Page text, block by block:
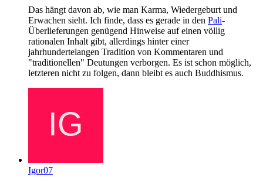
Das hängt davon ab, wie man Karma, Wiedergeburt und
Erwachen sieht. Ich finde, dass es gerade in den Pali-
Überlieferungen genügend Hinweise auf einen völlig
rationalen Inhalt gibt, allerdings hinter einer
jahrhundertelangen Tradition von Kommentaren und
"traditionellen" Deutungen verborgen. Es ist schon möglich,
letzteren nicht zu folgen, dann bleibt es auch Buddhismus.
Igor07